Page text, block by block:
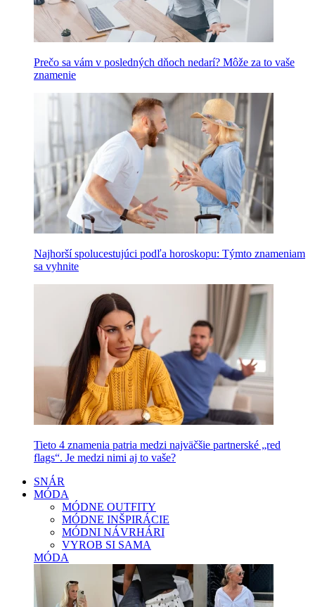
Prečo sa vám v posledných dňoch nedarí? Môže za to vaše
znamenie
Najhorší spolucestujúci podľa horoskopu: Týmto znameniam
sa vyhnite
Tieto 4 znamenia patria medzi najväčšie partnerské „red
flags“. Je medzi nimi aj to vaše?
SNÁR
MÓDA
MÓDNE OUTFITY
MÓDNE INŠPIRÁCIE
MÓDNI NÁVRHÁRI
VYROB SI SAMA
MÓDA